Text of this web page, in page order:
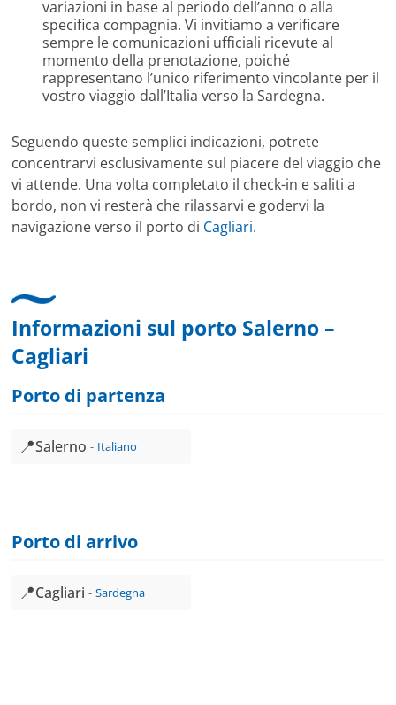
variazioni in base al periodo dell’anno o alla
specifica compagnia. Vi invitiamo a verificare
sempre le comunicazioni ufficiali ricevute al
momento della prenotazione, poiché
rappresentano l’unico riferimento vincolante per il
vostro viaggio dall’Italia verso la Sardegna.
Seguendo queste semplici indicazioni, potrete
concentrarvi esclusivamente sul piacere del viaggio che
vi attende. Una volta completato il check-in e saliti a
bordo, non vi resterà che rilassarvi e godervi la
navigazione verso il porto di Cagliari.
Informazioni sul porto Salerno –
Cagliari
Porto di partenza
📍Salerno Italiano
Porto di arrivo
📍Cagliari Sardegna